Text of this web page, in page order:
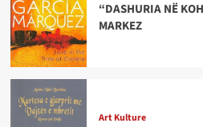
“DASHURIA NË
MARKEZ
Art Kulture